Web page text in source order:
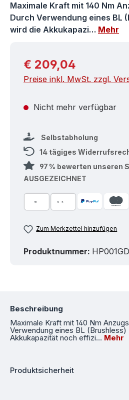
Maximale Kraft mit 140 Nm
Durch Verwendung eines BL
wird die Akkukapazi… Mehr
Regulärer Preis:
€ 209,04
Preise inkl. MwSt. zzgl.
Nicht mehr verfügbar
Selbstabholung
14 tägiges
97 % bewerten unseren
AUSGEZEICHNET
Zum Merkzettel hinzufügen
Produktnummer: HP001GD
Beschreibung
Maximale Kraft mit 140 Nm
Verwendung eines BL
Akkukapazität noch effizi… Mehr
Produktsicherheit